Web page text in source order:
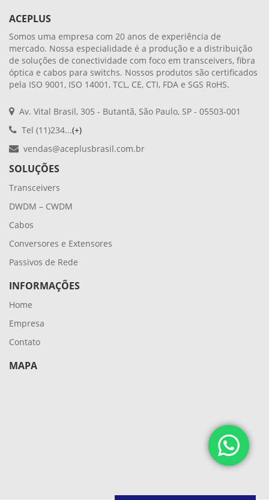
ACEPLUS
Somos uma empresa com 20 anos de experiência de
mercado. Nossa especialidade é a produção e a distribuição
de soluções de conectividade com foco em transceivers, fibra
óptica e cabos para switchs. Nossos produtos são certificados
pela ISO 9001, ISO 14001, TCL, CE, CTI, FDA e SGS RoHS.
Av. Vital Brasil, 305 - Butantã, São Paulo, SP - 05503-001
Tel (11)234...(+)
vendas@aceplusbrasil.com.br
SOLUÇÕES
Transceivers
DWDM – CWDM
Cabos
Conversores e Extensores
Passivos de Rede
INFORMAÇÕES
Home
Empresa
Contato
MAPA